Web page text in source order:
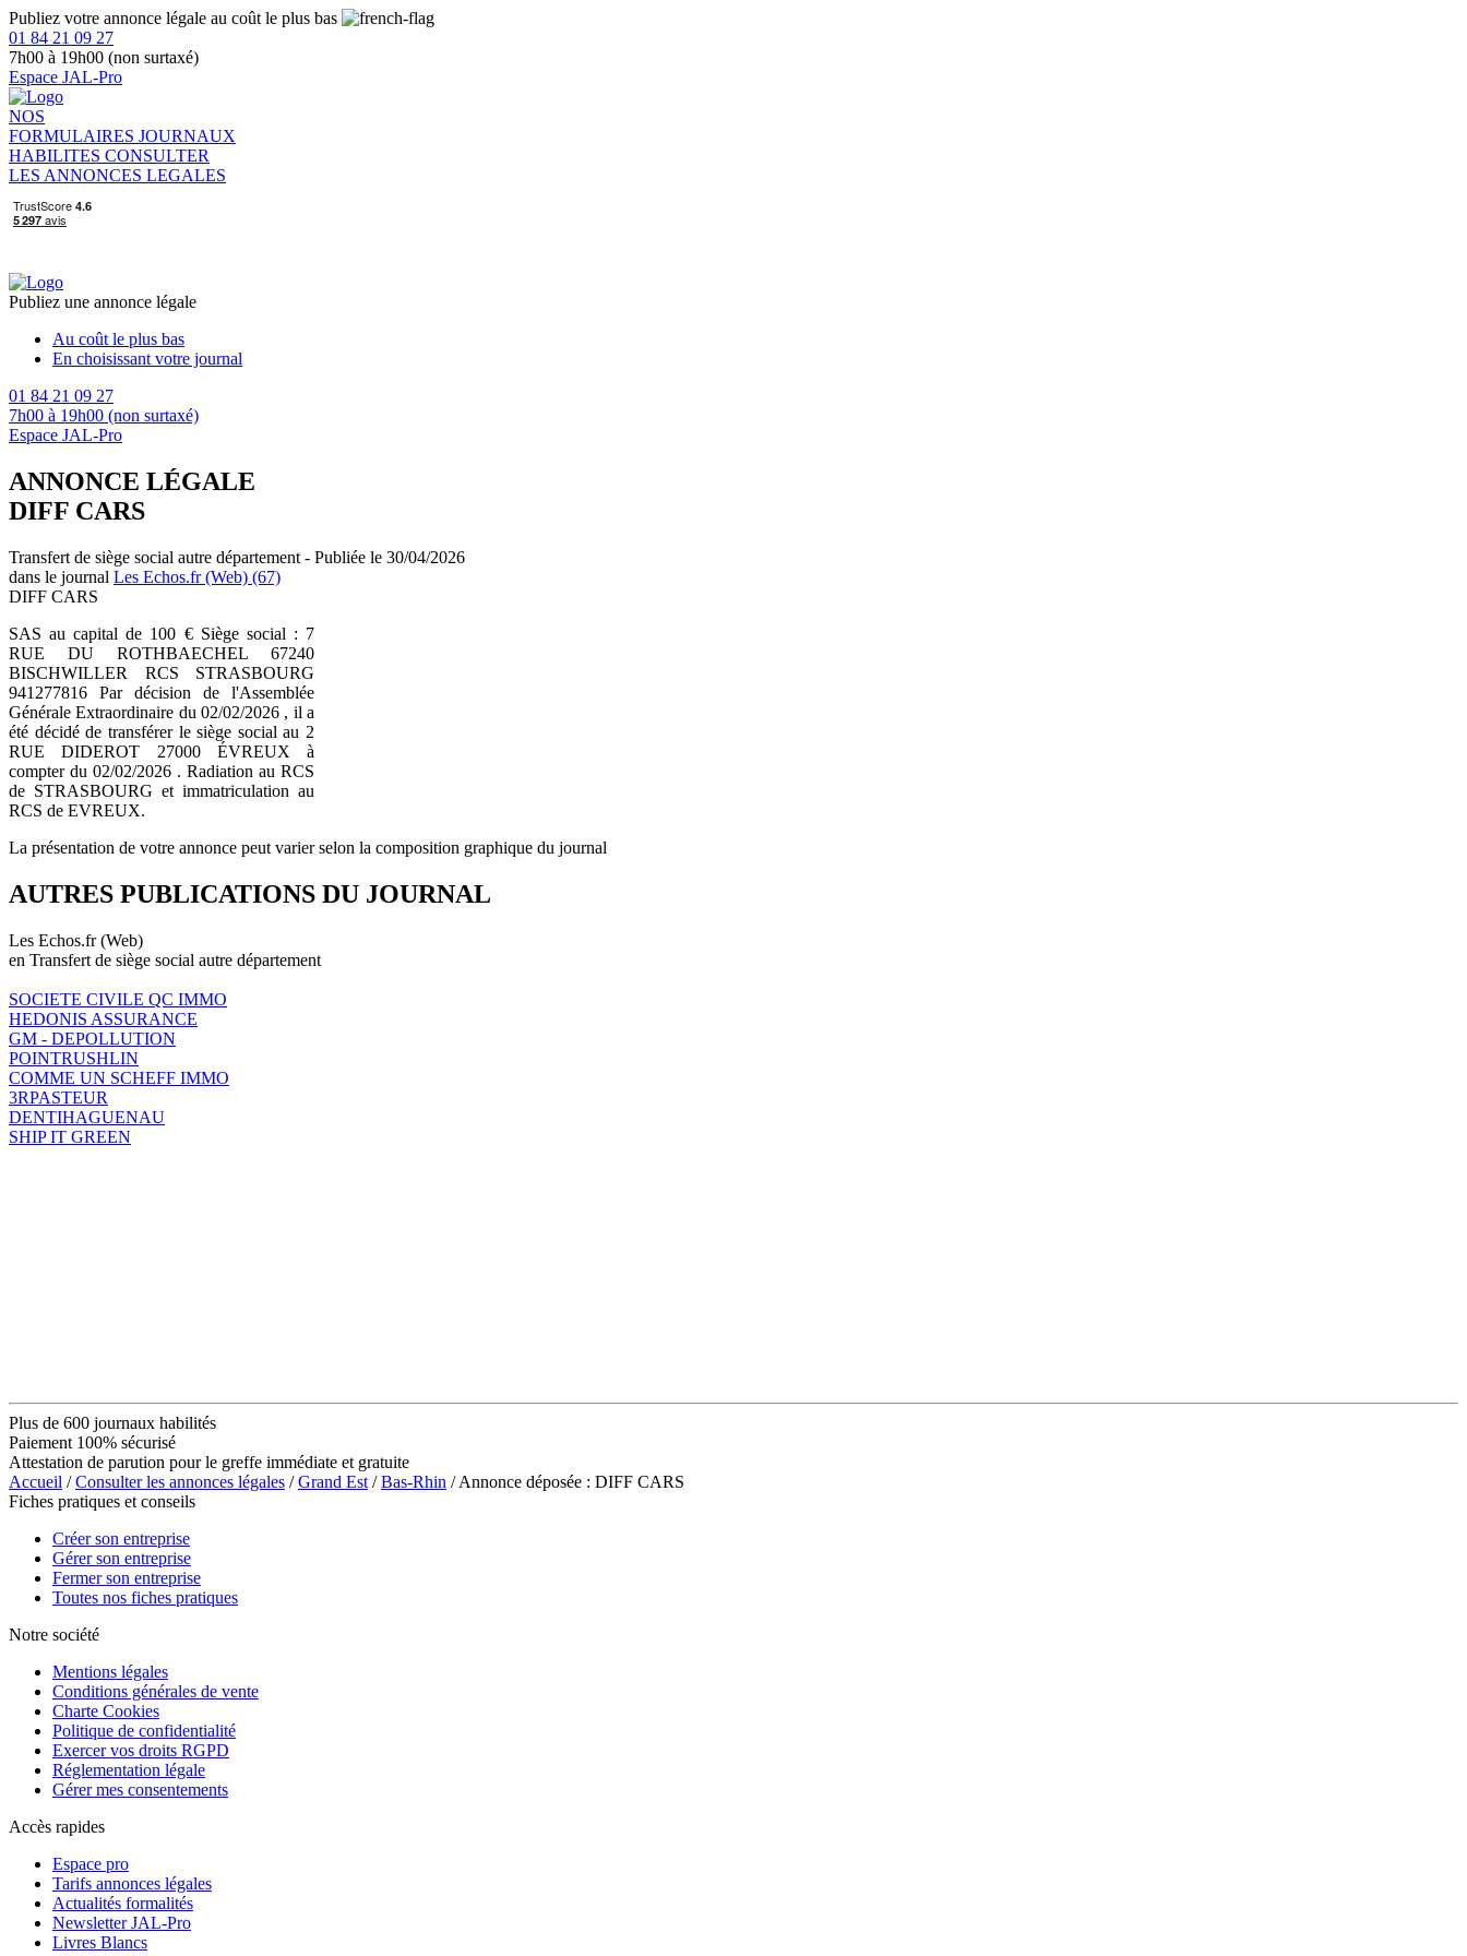
Publiez votre annonce légale au coût le plus bas
01 84 21 09 27
7h00 à 19h00 (non surtaxé)
Espace JAL-Pro
NOS
FORMULAIRES JOURNAUX
HABILITES CONSULTER
LES ANNONCES LEGALES
Publiez une annonce légale
Au coût le plus bas
En choisissant votre journal
01 84 21 09 27
7h00 à 19h00 (non surtaxé)
Espace JAL-Pro
ANNONCE LÉGALE
DIFF CARS
Transfert de siège social autre département - Publiée le 30/04/2026
dans le journal Les Echos.fr (Web) (67)
DIFF CARS
SAS au capital de 100 € Siège social : 7
RUE DU ROTHBAECHEL 67240
BISCHWILLER RCS STRASBOURG
941277816 Par décision de l'Assemblée
Générale Extraordinaire du 02/02/2026 , il a
été décidé de transférer le siège social au 2
RUE DIDEROT 27000 ÉVREUX à
compter du 02/02/2026 . Radiation au RCS
de STRASBOURG et immatriculation au
RCS de EVREUX.
La présentation de votre annonce peut varier selon la composition graphique du journal
AUTRES PUBLICATIONS DU JOURNAL
Les Echos.fr (Web)
en Transfert de siège social autre département
SOCIETE CIVILE QC IMMO
HEDONIS ASSURANCE
GM - DEPOLLUTION
POINTRUSHLIN
COMME UN SCHEFF IMMO
3RPASTEUR
DENTIHAGUENAU
SHIP IT GREEN
Plus de 600 journaux habilités
Paiement 100% sécurisé
Attestation de parution pour le greffe immédiate et gratuite
Accueil /Consulter les annonces légales /Grand Est /Bas-Rhin / Annonce déposée : DIFF CARS
Fiches pratiques et conseils
Créer son entreprise
Gérer son entreprise
Fermer son entreprise
Toutes nos fiches pratiques
Notre société
Mentions légales
Conditions générales de vente
Charte Cookies
Politique de confidentialité
Exercer vos droits RGPD
Réglementation légale
Gérer mes consentements
Accès rapides
Espace pro
Tarifs annonces légales
Actualités formalités
Newsletter JAL-Pro
Livres Blancs